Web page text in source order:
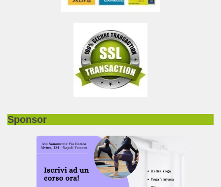
Sponsor